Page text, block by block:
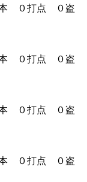
打点 ０盗
打点 ０盗
打点 ０盗
０打点 ０盗